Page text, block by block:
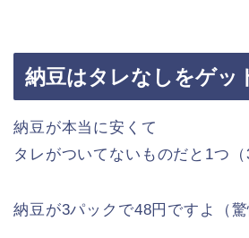
納豆はタレなしをゲッ
納豆が本当に安くて
タレがついてないものだと1つ（
納豆が3パックで48円ですよ（驚